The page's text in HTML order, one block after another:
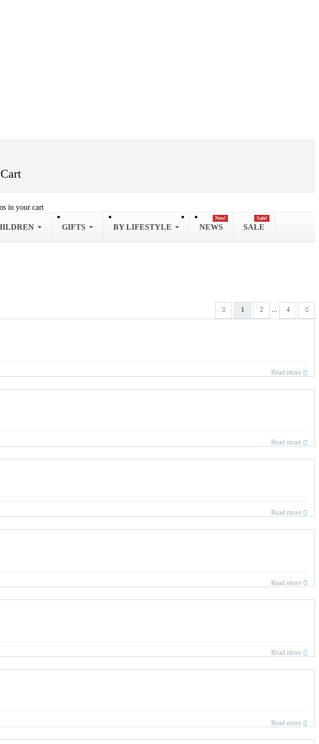
in your cart
GIFTS BY LIFESTYLE NEWS
New!
SALE
Sale!
1 2 ... 4
Read more
Read more
Read more
Read more
Read more
Read more